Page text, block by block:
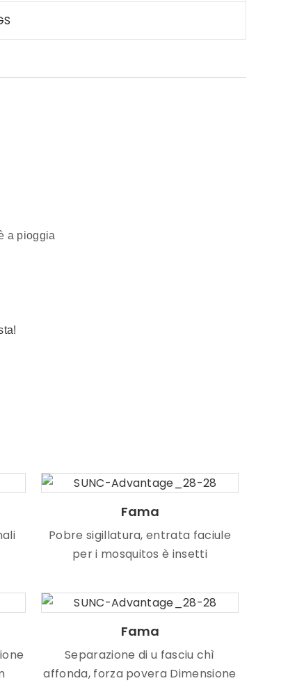
a pioggia
Fama
Pobre sigillatura, entrata faciule
per i mosquitos è insetti
Fama
Separazione di u fasciu chì
affonda, forza povera Dimensione